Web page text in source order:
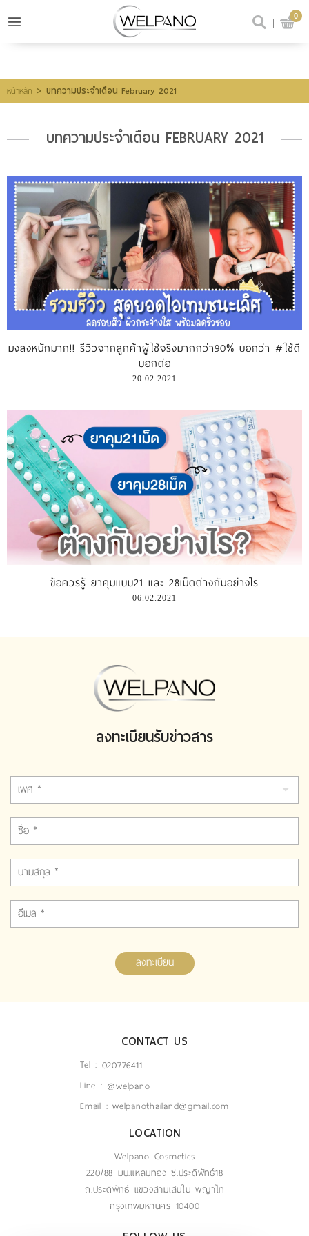
สินค้าที่สนใจ(0)
@welpano
สินค้า
ขั้นตอนการสั่งซื้อ
โปรโมชั่น
รีวิวผู้ใช้จริง
รีวิววีดีโอ
ติดต่อเรา
0
หน้าหลัก > บทความประจำเดือน February 2021
บทความประจำเดือน FEBRUARY 2021
มงลงหนักมาก!! รีวิวจากลูกค้าผู้ใช้จริงมากกว่า90% บอกว่า #ใช้ดี
บอกต่อ
20.02.2021
ข้อควรรู้ ยาคุมแบบ21 และ 28เม็ดต่างกันอย่างไร
06.02.2021
ลงทะเบียนรับข่าวสาร
ลงทะเบียน
CONTACT US
Tel : 020776411
Line : @welpano
Email :welpanothailand@gmail.com
LOCATION
Welpano Cosmetics
220/88 มบ.แหลมทอง ซ.ประดิพัทธ์18
ถ.ประดิพัทธ์ แขวงสามเสนใน พญาไท
กรุงเทพมหานคร 10400